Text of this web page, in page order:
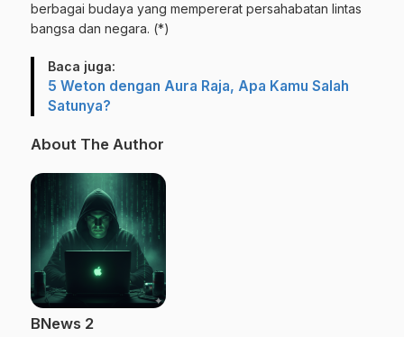
berbagai budaya yang mempererat persahabatan lintas
bangsa dan negara. (*)
Baca juga:
5 Weton dengan Aura Raja, Apa Kamu Salah
Satunya?
About The Author
BNews 2